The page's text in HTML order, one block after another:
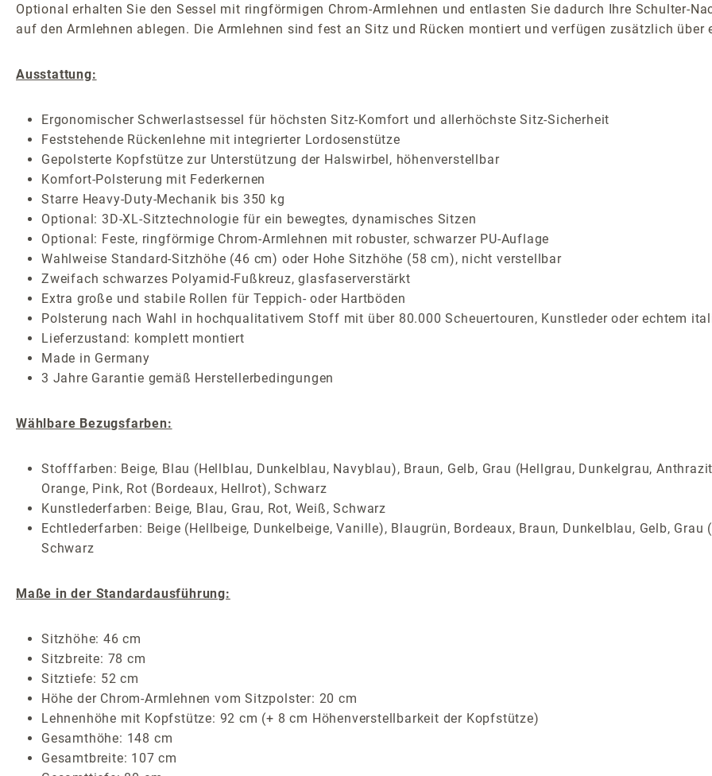
Optional erhalten Sie den Sessel mit ringförmigen Chrom-Armlehnen und entlasten Sie dadurch Ihre Schulter-
auf den Armlehnen ablegen. Die Armlehnen sind fest an Sitz und Rücken montiert und verfügen zusätzlich über
Ausstattung:
Ergonomischer Schwerlastsessel für höchsten Sitz-Komfort und allerhöchste Sitz-Sicherheit
Feststehende Rückenlehne mit integrierter Lordosenstütze
Gepolsterte Kopfstütze zur Unterstützung der Halswirbel, höhenverstellbar
Komfort-Polsterung mit Federkernen
Starre Heavy-Duty-Mechanik bis 350 kg
Optional: 3D-XL-Sitztechnologie für ein bewegtes, dynamisches Sitzen
Optional: Feste, ringförmige Chrom-Armlehnen mit robuster, schwarzer PU-Auflage
Wahlweise Standard-Sitzhöhe (46 cm) oder Hohe Sitzhöhe (58 cm), nicht verstellbar
Zweifach schwarzes Polyamid-Fußkreuz, glasfaserverstärkt
Extra große und stabile Rollen für Teppich- oder Hartböden
Polsterung nach Wahl in hochqualitativem Stoff mit über 80.000 Scheuertouren, Kunstleder oder echtem
Lieferzustand: komplett montiert
Made in Germany
3 Jahre Garantie gemäß Herstellerbedingungen
Wählbare Bezugsfarben:
Stofffarben: Beige, Blau (Hellblau, Dunkelblau, Navyblau), Braun, Gelb, Grau (Hellgrau, Dunkelgrau,
Orange, Pink, Rot (Bordeaux, Hellrot), Schwarz
Kunstlederfarben: Beige, Blau, Grau, Rot, Weiß, Schwarz
Echtlederfarben: Beige (Hellbeige, Dunkelbeige, Vanille), Blaugrün, Bordeaux, Braun, Dunkelblau, Gelb,
Schwarz
Maße in der Standardausführung:
Sitzhöhe: 46 cm
Sitzbreite: 78 cm
Sitztiefe: 52 cm
Höhe der Chrom-Armlehnen vom Sitzpolster: 20 cm
Lehnenhöhe mit Kopfstütze: 92 cm (+ 8 cm Höhenverstellbarkeit der Kopfstütze)
Gesamthöhe: 148 cm
Gesamtbreite: 107 cm